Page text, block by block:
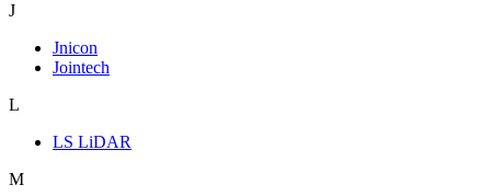
J
Jnicon
Jointech
L
LS LiDAR
M